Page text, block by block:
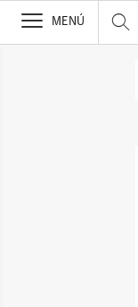
>
MENÚ